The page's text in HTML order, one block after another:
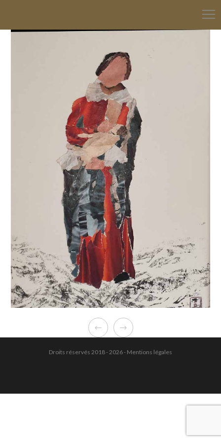
Droits réservés 2018 - 2026 - Mentions légales